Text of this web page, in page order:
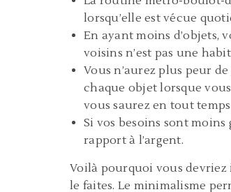
lorsqu’elle est vécue
En ayant moins d’objets,
voisins n’est pas une
Vous n’aurez plus peur
chaque objet lorsque
vous saurez en tout
Si vos besoins sont moins
rapport à l’argent.
Voilà pourquoi vous
le faites. Le minimalisme